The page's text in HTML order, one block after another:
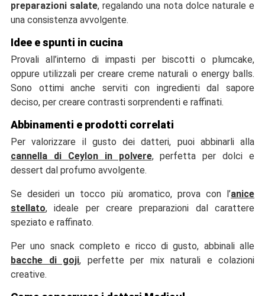
preparazioni salate, regalando una nota dolce naturale e
una consistenza avvolgente.
Idee e spunti in cucina
Provali all’interno di impasti per biscotti o plumcake,
oppure utilizzali per creare creme naturali o energy balls.
Sono ottimi anche serviti con ingredienti dal sapore
deciso, per creare contrasti sorprendenti e raffinati.
Abbinamenti e prodotti correlati
Per valorizzare il gusto dei datteri, puoi abbinarli alla
cannella di Ceylon in polvere, perfetta per dolci e
dessert dal profumo avvolgente.
Se desideri un tocco più aromatico, prova con l’anice
stellato, ideale per creare preparazioni dal carattere
speziato e raffinato.
Per uno snack completo e ricco di gusto, abbinali alle
bacche di goji, perfette per mix naturali e colazioni
creative.